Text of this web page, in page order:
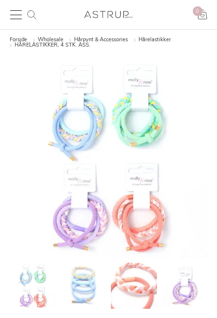
0
Forside Wholesale Hårpynt & Accessories
Hårelastikker
HÅRELASTIKKER, 4 STK. ASS.